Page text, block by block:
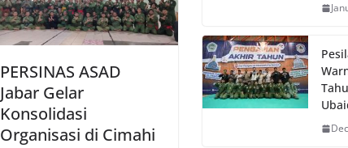
PERSINAS ASAD
Jabar Gelar
Konsolidasi
Organisasi di Cimahi